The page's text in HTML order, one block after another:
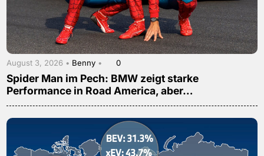
August 3, 2026 • Benny • 0
Spider Man im Pech: BMW zeigt starke
Performance in Road America, aber…